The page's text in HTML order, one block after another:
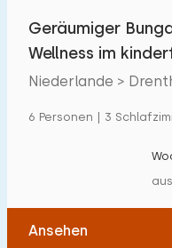
Geräumiger
Wellness im
Drenthe
Niederlande >
6 Personen | 3
Ansehen